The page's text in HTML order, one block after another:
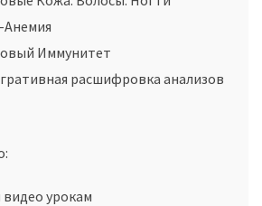
Анемия
Иммунитет
расшифровка анализов
урокам